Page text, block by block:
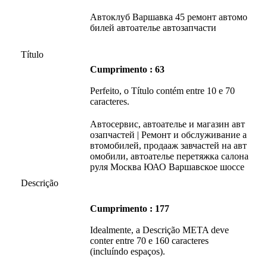
Título
Автоклуб Варшавка 45 ремонт автомо
билей автоателье автозапчасти
Cumprimento : 63
Perfeito, o Título contém entre 10 e 70
caracteres.
Descrição
Автосервис, автоателье и магазин авт
озапчастей | Ремонт и обслуживание а
втомобилей, продааж завчастей на авт
омобили, автоателье перетяжка салона
руля Москва ЮАО Варшавское шоссе
Cumprimento : 177
Idealmente, a Descrição META deve
conter entre 70 e 160 caracteres
(incluíndo espaços).